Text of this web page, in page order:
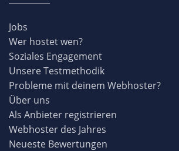
Jobs
Wer hostet wen?
Soziales Engagement
Unsere Testmethodik
Probleme mit deinem Webhoster?
Über uns
Als Anbieter registrieren
Webhoster des Jahres
Neueste Bewertungen